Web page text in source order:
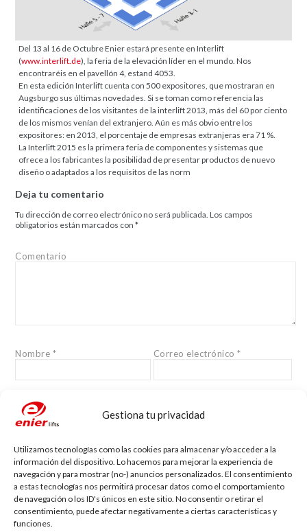
Gestiona tu privacidad
Utilizamos tecnologías como las cookies para almacenar y/o acceder a la
información del dispositivo. Lo hacemos para mejorar la experiencia de
navegación y para mostrar (no-) anuncios personalizados. El consentimiento
a estas tecnologías nos permitirá procesar datos como el comportamiento
de navegación o los ID's únicos en este sitio. No consentir o retirar el
consentimiento, puede afectar negativamente a ciertas características y
funciones.
Del 13 al 16 de Octubre Enier estará presente en Interlift
(www.interlift.de), la feria de la elevación líder en el mundo. Nos
encontraréis en el pavellón 4, estand 4053.
En esta edición Interlift cuenta con 500 expositores, que mostraran en
Augsburgo sus últimas novedades. Si se toman como referencia las
identificaciones de los visitantes de la interlift 2013, más del 60 por ciento
de los mismos venían del extranjero. Aún es más obvio entre los
expositores: en 2013, el porcentaje de empresas extranjeras era 71 %.
La Interlift 2015 es la primera feria de componentes y sistemas que
ofrece a los fabricantes la posibilidad de presentar productos de nuevo
diseño o adaptados a los requisitos de las norm
Deja tu comentario
Tu dirección de correo electrónico no será publicada. Los campos
obligatorios están marcados con*
Comentario
Nombre * Correo electrónico*
Web
Blog de accesibilidad